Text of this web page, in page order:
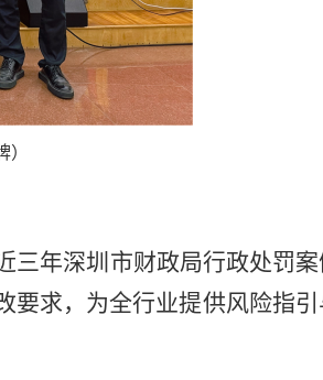
三年深圳市财政局行政处罚案
要求， 为全行业提供风险指